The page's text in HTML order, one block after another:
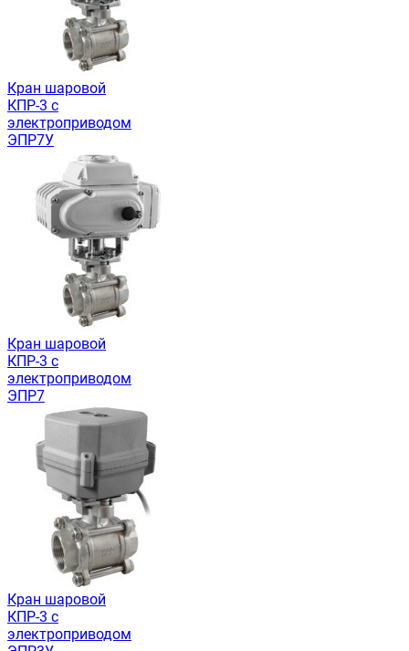
Кран шаровой
КПР-3 с
электроприводом
ЭПР7У
Кран шаровой
КПР-3 с
электроприводом
ЭПР7
Кран шаровой
КПР-3 с
электроприводом